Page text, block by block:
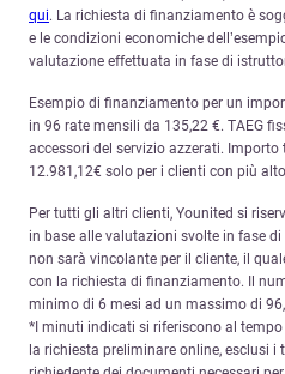
qui. La richiesta di finanziamento è
e le condizioni economiche
valutazione effettuata in fase di
Esempio di finanziamento per un
in 96 rate mensili da 135,22 €. TAEG
accessori del servizio azzerati.
12.981,12€ solo per i clienti con più alto
Per tutti gli altri clienti, Younited si
in base alle valutazioni svolte in fase
non sarà vincolante per il cliente, il
con la richiesta di finanziamento. Il
minimo di 6 mesi ad un massimo di
*I minuti indicati si riferiscono al
la richiesta preliminare online, esclusi i